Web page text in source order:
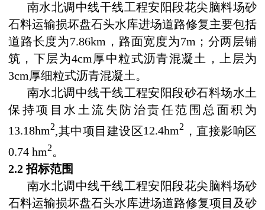
南水北调中线干线工程安阳段花尖脑料场砂
石料运输损坏盘石头水库进场道路修复主要包括
道路长度为7.86km ，路面宽度为7m ；分两层铺
筑，下层为4cm 厚中粒式沥青混凝土，上层为
3cm厚细粒式沥青混凝土。
南水北调中线干线工程安阳段砂石料场水土
保持项目水土流失防治责任范围总面积为
13.18hm2,其中项目建设区12.4hm2 ，直接影响区
0.74 hm2。
2.2 招标范围
南水北调中线干线工程安阳段花尖脑料场砂
石料运输损坏盘石头水库进场道路修复项目及砂